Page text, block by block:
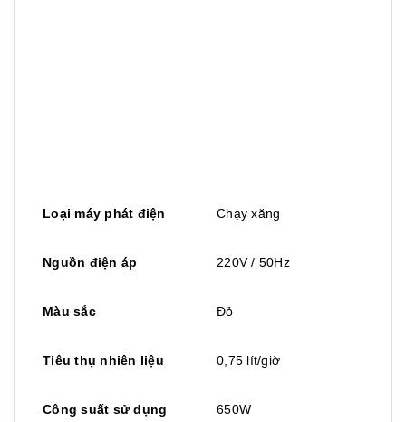
Loại máy phát điện Chạy xăng
Nguồn điện áp 220V / 50Hz
Màu sắc Đỏ
Tiêu thụ nhiên liệu 0,75 lít/giờ
Công suất sử dụng 650W